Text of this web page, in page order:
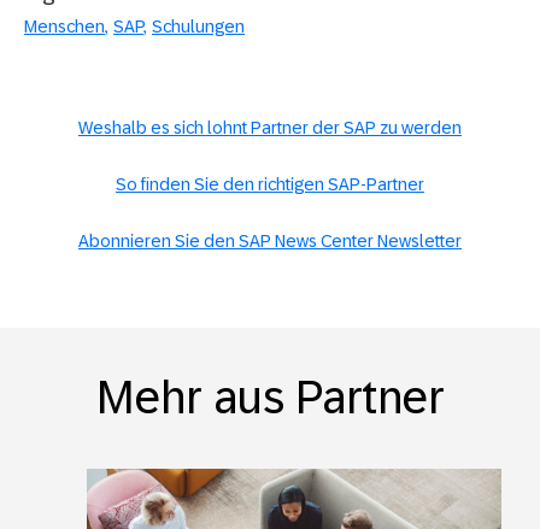
Menschen SAP Schulungen
Weshalb es sich lohnt Partner der SAP zu werden
So finden Sie den richtigen SAP-Partner
Abonnieren Sie den SAP News Center Newsletter
Mehr aus Partner